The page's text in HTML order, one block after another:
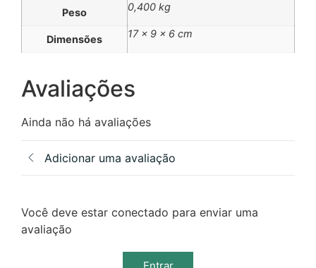
Peso 0,400 kg
Dimensões 17 × 9 × 6 cm
Avaliações
Ainda não há avaliações
Adicionar uma avaliação
Você deve estar conectado para enviar uma
avaliação